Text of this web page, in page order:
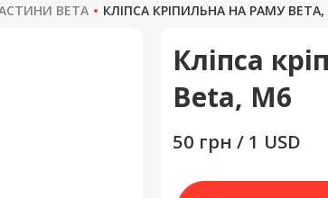
BETA КЛІПСА КРІПИЛЬНА НА РАМУ BETA,
Кліпса
Beta, M6
50 грн / 1 USD